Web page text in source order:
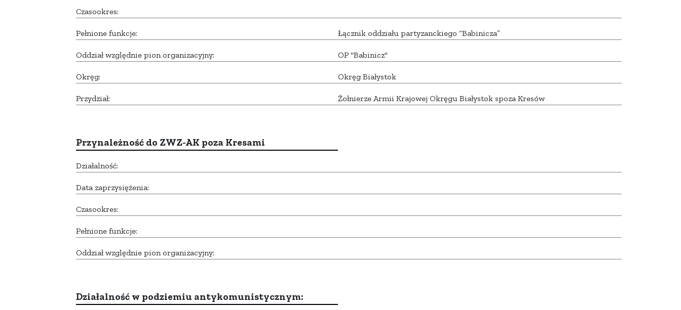
Czasookres:
Pełnione funkcje: Łącznik oddziału partyzanckiego “Babinicza”
Oddział względnie pion organizacyjny: OP "Babinicz"
Okręg: Okręg Białystok
Przydział: Żołnierze Armii Krajowej Okręgu Białystok spoza Kresów
Przynależność do ZWZ-AK poza Kresami
Działalność:
Data zaprzysiężenia:
Czasookres:
Pełnione funkcje:
Oddział względnie pion organizacyjny:
Działalność w podziemiu antykomunistycznym: